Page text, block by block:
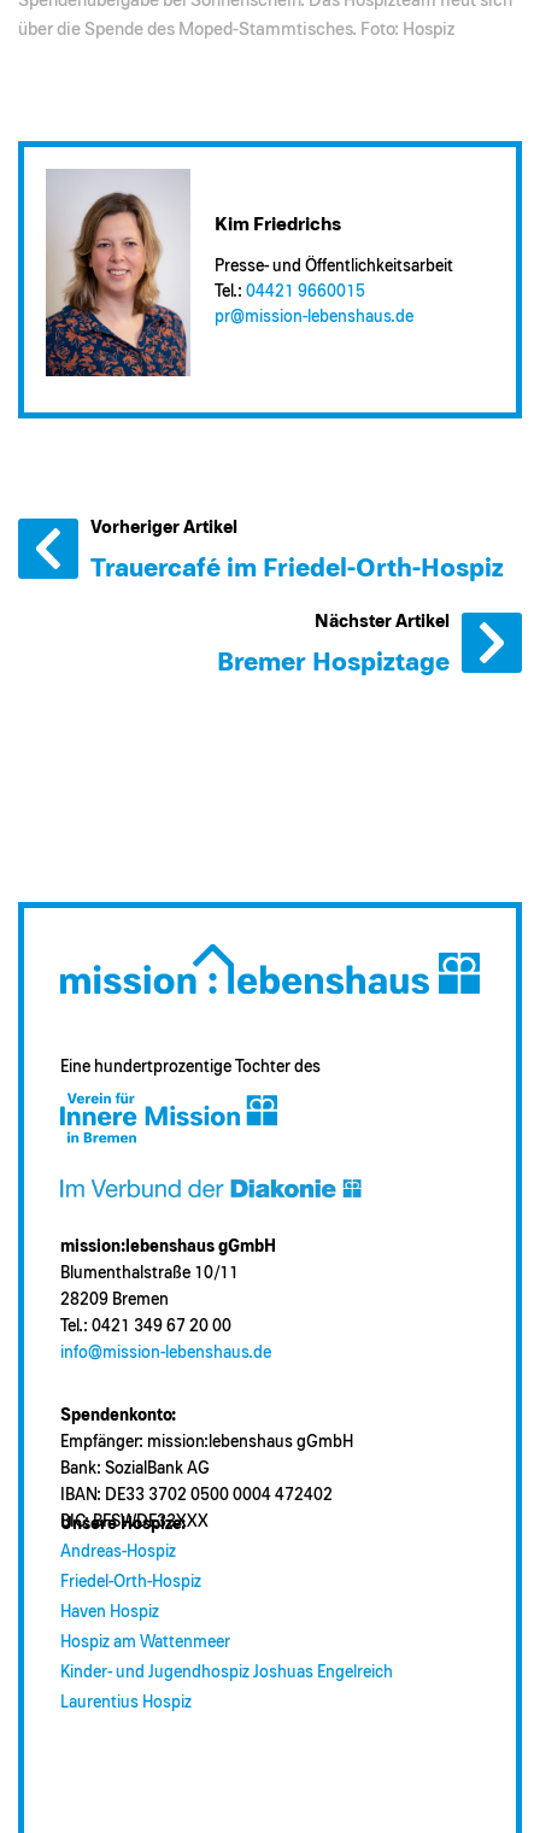
über die Spende des Moped-Stammtisches. Foto: Hospiz
Kim Friedrichs
Presse- und Öffentlichkeitsarbeit
Tel.: 04421 9660015
pr@​mission-lebenshaus.de
Vorheriger Artikel
Trauercafé im Friedel-Orth-Hospiz
Nächster Artikel
Bremer Hospiztage
Eine hundertprozentige Tochter des
mission:lebenshaus gGmbH
Blumenthalstraße 10/11
28209 Bremen
Tel.: 0421 349 67 20 00
info@mission-lebenshaus.de
Spendenkonto:
Empfänger: mission:lebenshaus gGmbH
Bank: SozialBank AG
IBAN: DE33 3702 0500 0004 472402
BIC: BFSWDE33XXX
Unsere Hospize:
Andreas-Hospiz
Friedel-Orth-Hospiz
Haven Hospiz
Hospiz am Wattenmeer
Kinder- und Jugendhospiz Joshuas Engelreich
Laurentius Hospiz